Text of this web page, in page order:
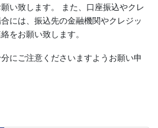
い致します。 また、口座振込やクレ
には、振込先の金融機関やクレジッ
をお願い致します。
にご注意くださいますようお願い申